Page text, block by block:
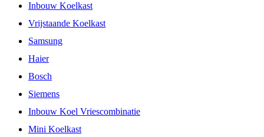
Inbouw Koelkast
Vrijstaande Koelkast
Samsung
Haier
Bosch
Siemens
Inbouw Koel Vriescombinatie
Mini Koelkast